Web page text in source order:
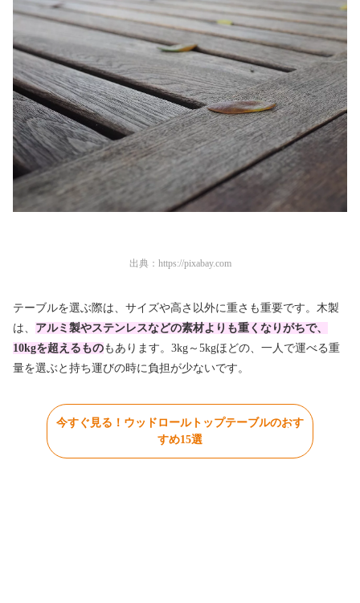
出典： https://pixabay.com
テーブルを選ぶ際は、サイズや高さ以外に重さも重要です。木製
は、 アルミ製やステンレスなどの素材よりも重くなりがちで、
10kgを超えるものもあります。3kg～5kgほどの、一人で運べる重
量を選ぶと持ち運びの時に負担が少ないです。
今すぐ見る！ウッドロールトップテーブルのおす
すめ15選